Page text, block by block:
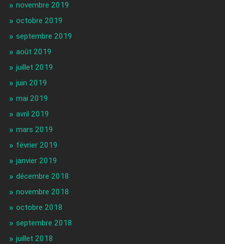
novembre 2019
octobre 2019
septembre 2019
août 2019
juillet 2019
juin 2019
mai 2019
avril 2019
mars 2019
février 2019
janvier 2019
décembre 2018
novembre 2018
octobre 2018
septembre 2018
juillet 2018